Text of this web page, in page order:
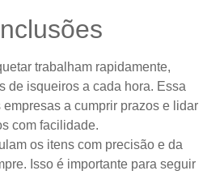
trabalham rapidamente,
de isqueiros a cada hora. Essa
a cumprir prazos e lidar
com facilidade.
os itens com precisão e da
Isso é importante para seguir